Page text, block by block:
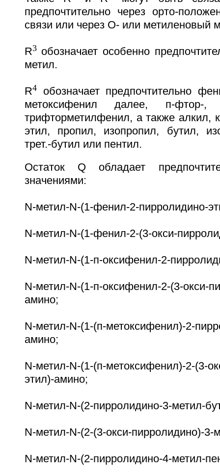
предпочтительно через орто-
связи или через O- или метиленовый
R3обозначает особенно
метил.
R4обозначает предпочтительно
метоксифенил далее, п-
трифторметилфенил, а также алкил,
этил, пропил, изопропил, бутил,
трет.-бутил или пентил.
Остаток Q обладает
значениями:
N-метил-N-(1-фенил-2-пирролидино-
N-метил-N-(1-фенил-2-(3-окси-
N-метил-N-(1-п-оксифенил-2-
N-метил-N-(1-п-оксифенил-2-(3-окси-
амино;
N-метил-N-(1-(п-метоксифенил)-2-
амино;
N-метил-N-(1-(п-метоксифенил)-2-(3-
этил)-амино;
N-метил-N-(2-пирролидино-3-метил-
N-метил-N-(2-(3-окси-пирролидино)-3-
N-метил-N-(2-пирролидино-4-метил-